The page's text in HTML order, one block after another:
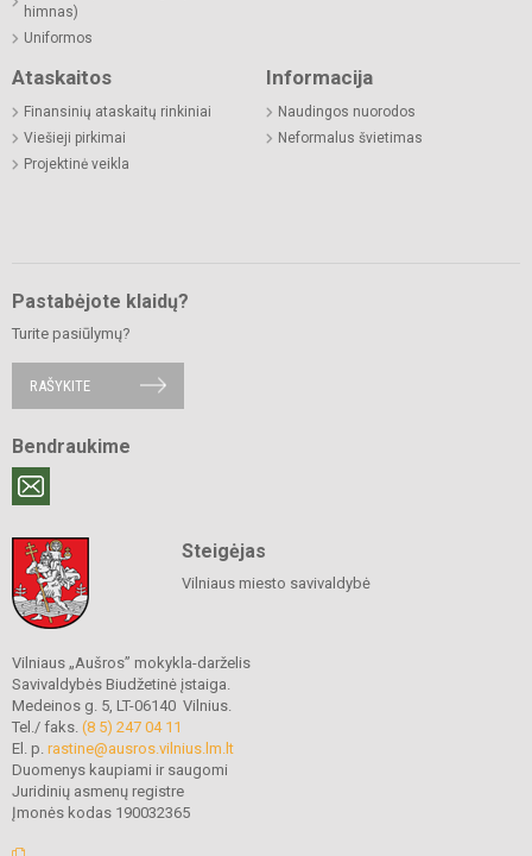
himnas)
Uniformos
Ataskaitos
Finansinių ataskaitų rinkiniai
Viešieji pirkimai
Projektinė veikla
Informacija
Naudingos nuorodos
Neformalus švietimas
Pastabėjote klaidų?
Turite pasiūlymų?
RAŠYKITE
Bendraukime
Steigėjas
Vilniaus miesto savivaldybė
Vilniaus „Aušros” mokykla-darželis
Savivaldybės Biudžetinė įstaiga.
Medeinos g. 5, LT-06140 Vilnius.
Tel./ faks. (8 5) 247 04 11
El. p. rastine@ausros.vilnius.lm.lt
Duomenys kaupiami ir saugomi
Juridinių asmenų registre
Įmonės kodas 190032365